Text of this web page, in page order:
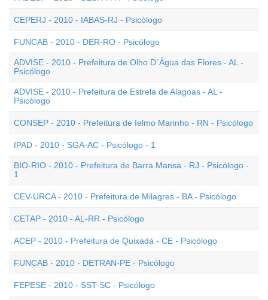
CEPERJ - 2010 - IABAS-RJ - Psicólogo
FUNCAB - 2010 - DER-RO - Psicólogo
ADVISE - 2010 - Prefeitura de Olho D`Água das Flores - AL -
Psicólogo
ADVISE - 2010 - Prefeitura de Estrela de Alagoas - AL -
Psicólogo
CONSEP - 2010 - Prefeitura de Ielmo Marinho - RN - Psicólogo
IPAD - 2010 - SGA-AC - Psicólogo - 1
BIO-RIO - 2010 - Prefeitura de Barra Mansa - RJ - Psicólogo -
1
CEV-URCA - 2010 - Prefeitura de Milagres - BA - Psicólogo
CETAP - 2010 - AL-RR - Psicólogo
ACEP - 2010 - Prefeitura de Quixadá - CE - Psicólogo
FUNCAB - 2010 - DETRAN-PE - Psicólogo
FEPESE - 2010 - SST-SC - Psicólogo